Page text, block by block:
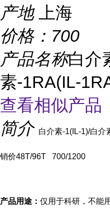
产地
上海
价格： 700
产品名称白介
素-1RA(IL-
查看相似产品
简介 白介素-1(IL-1)/白介
销价48T/96T 700/1200
产品用途： 仅用于科研，不能